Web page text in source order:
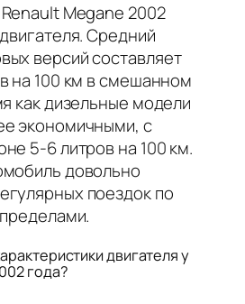
Megane 2002
Средний
версий составляет
на 100 км в смешанном
как дизельные модели
экономичными, с
5-6 литров на 100 км.
довольно
поездок по
двигателя у
года?